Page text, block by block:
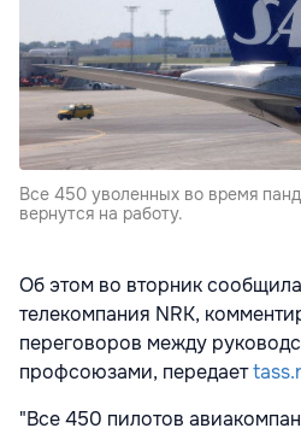
Все 450 уволенных во время
вернутся на работу.
Об этом во вторник
телекомпания NRK,
переговоров между
профсоюзами, передает
"Все 450 пилотов